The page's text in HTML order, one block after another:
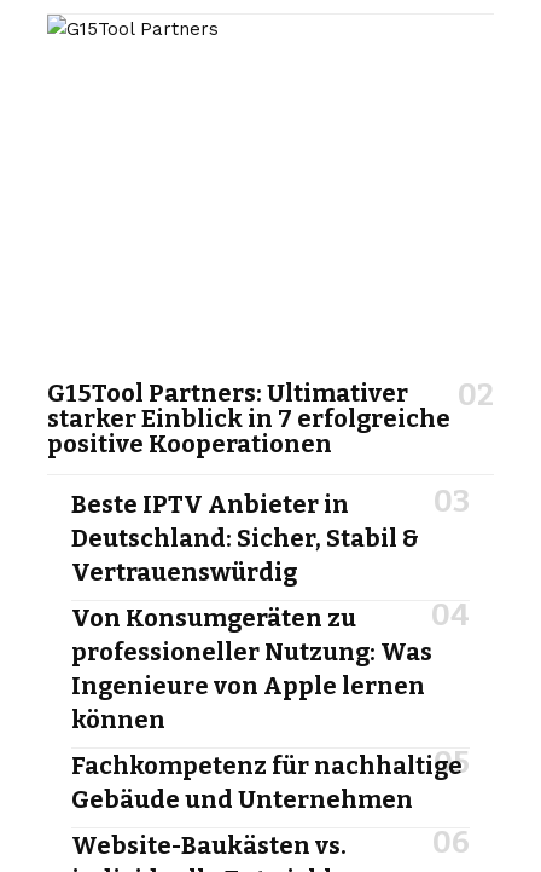
G15Tool Partners: Ultimativer
starker Einblick in 7 erfolgreiche
positive Kooperationen
Beste IPTV Anbieter in
Deutschland: Sicher, Stabil &
Vertrauenswürdig
Von Konsumgeräten zu
professioneller Nutzung: Was
Ingenieure von Apple lernen
können
Fachkompetenz für nachhaltige
Gebäude und Unternehmen
Website-Baukästen vs.